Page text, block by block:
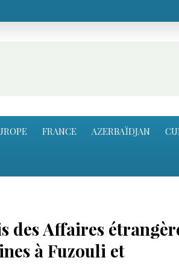
FRANCE AZERBAÏDJAN
des Affaires
à Fuzouli et